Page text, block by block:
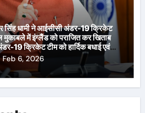
सिंह धामी ने आईसीसी अंडर-19 क्रिकेट
में इंग्लैंड को पराजित कर खिताब
19 क्रिकेट टीम को हार्दिक बधाई एवं
Feb 6, 2026